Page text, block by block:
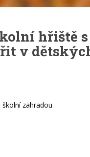
hřiště
v
zahradou.